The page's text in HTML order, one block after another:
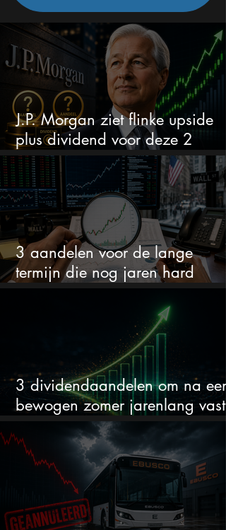
J.P. Morgan ziet flinke upside
plus dividend voor deze 2
onbekende aandelen
3 aandelen voor de lange
termijn die nog jaren hard
groeien
3 dividendaandelen om na een
bewogen zomer jarenlang vast
houden